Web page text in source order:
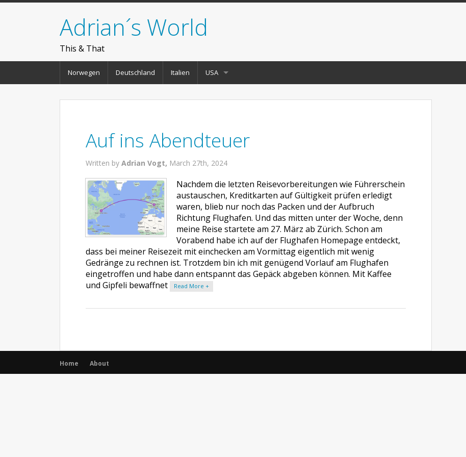
Adrian´s World
This & That
Norwegen Deutschland Italien USA
Auf ins Abendteuer
Written by Adrian Vogt, March 27th, 2024
Nachdem die letzten Reisevorbereitungen wie Führerschein
austauschen, Kreditkarten auf Gültigkeit prüfen erledigt
waren, blieb nur noch das Packen und der Aufbruch
Richtung Flughafen. Und das mitten unter der Woche, denn
meine Reise startete am 27. März ab Zürich. Schon am
Vorabend habe ich auf der Flughafen Homepage entdeckt,
dass bei meiner Reisezeit mit einchecken am Vormittag eigentlich mit wenig
Gedränge zu rechnen ist. Trotzdem bin ich mit genügend Vorlauf am Flughafen
eingetroffen und habe dann entspannt das Gepäck abgeben können. Mit Kaffee
und Gipfeli bewaffnet
Read More +
Home About